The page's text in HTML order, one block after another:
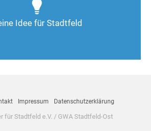
Idee für Stadtfeld
Ideen sind gefragt!
Impressum Datenschutzerklärung
für Stadtfeld e.V. / GWA Stadtfeld-Ost